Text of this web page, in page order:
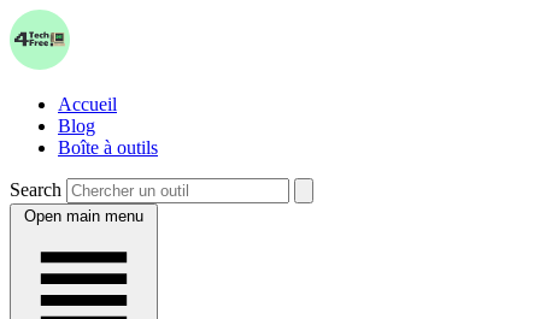
Accueil
Blog
Boîte à outils
Search
Open main menu